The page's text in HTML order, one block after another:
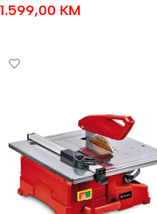
1.599,00 KM